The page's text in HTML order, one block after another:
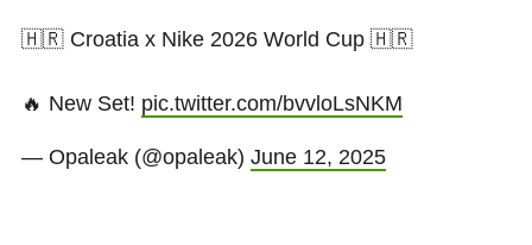
🇭🇷 Croatia x Nike 2026 World Cup 🇭🇷
🔥 New Set! pic.twitter.com/bvvloLsNKM
— Opaleak (@opaleak) June 12, 2025